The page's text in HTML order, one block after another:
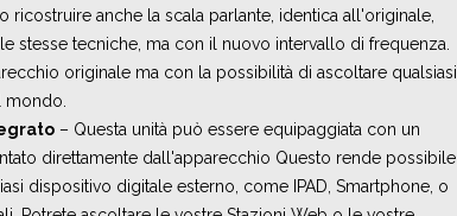
ricostruire anche la scala parlante, identica all'originale,
stesse tecniche, ma con il nuovo intervallo di frequenza.
originale ma con la possibilità di ascoltare qualsiasi
mondo.
– Questa unità può essere equipaggiata con un
direttamente dall'apparecchio Questo rende possibile
dispositivo digitale esterno, come IPAD, Smartphone, o